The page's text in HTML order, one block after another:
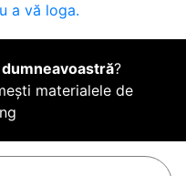
a vă loga.
?
materialele de